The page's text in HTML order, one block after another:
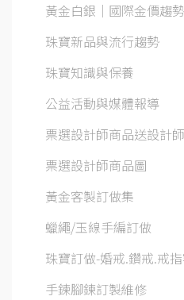
黃金白銀│國際金價趨勢
珠寶新品與流行趨勢
珠寶知識與保養
公益活動與媒體報導
票選設計師商品送設計
票選設計師商品圖
黃金客製訂做集
蠟繩/玉線手編訂做
珠寶訂做-婚戒.鑽戒.戒
手鍊腳鍊訂製維修